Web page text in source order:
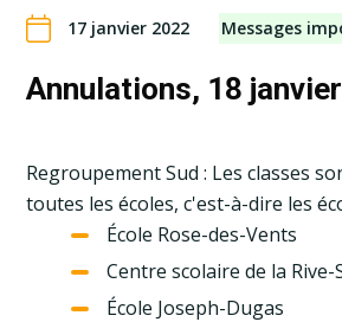
17 janvier 2022 Messages
Annulations, 18
Regroupement Sud : Les classes
toutes les écoles, c'est-à-dire les
École Rose-des-Vents
Centre scolaire de la Rive-
École Joseph-Dugas